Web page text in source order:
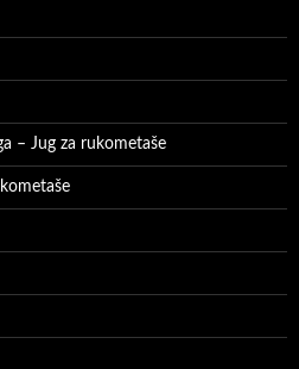
– Jug za rukometaše